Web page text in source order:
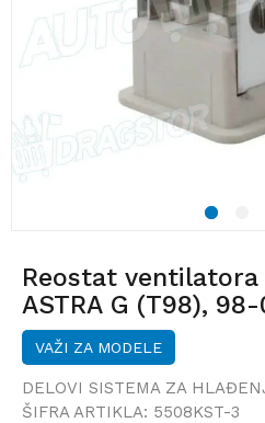
1
Reostat ventilatora
ASTRA G (T98),
(A04), 03-14;
VAŽI ZA MODELE
DELOVI SISTEMA ZA
ŠIFRA ARTIKLA: 5508KST-3